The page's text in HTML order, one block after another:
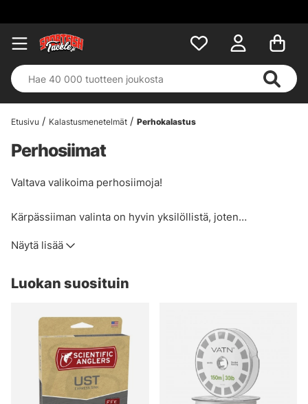
Etusivu Kalastusmenetelmät Perhokalastus
Perhosiimat
Valtava valikoima perhosiimoja!
Kärpässiiman valinta on hyvin yksilöllistä, joten
tuotemerkeiltä, kuten Vision, Guideline, RIO, Loop,
perhosiiman valinnassa, ota rohkeasti yhteyttä, niin
Näytä lisää
Luokan suosituin